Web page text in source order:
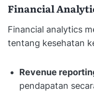
Financial
Financial analytics
tentang kesehatan
Revenue
pendapatan